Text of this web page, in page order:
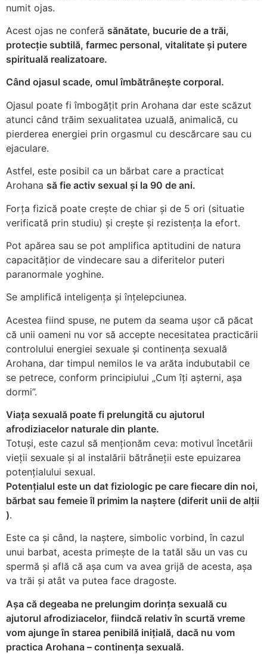
numit ojas.
Acest ojas ne conferă sănătate, bucurie de a trăi,
protecție subtilă, farmec personal, vitalitate și putere
spirituală realizatoare.
Când ojasul scade, omul îmbătrânește corporal.
Ojasul poate fi îmbogățit prin Arohana dar este scăzut
atunci când trăim sexualitatea uzuală, animalică, cu
pierderea energiei prin orgasmul cu descărcare sau cu
ejaculare.
Astfel, este posibil ca un bărbat care a practicat
Arohana să fie activ sexual și la 90 de ani.
Forța fizică poate crește de chiar și de 5 ori (situatie
verificată prin studiu) și crește și rezistența la efort.
Pot apărea sau se pot amplifica aptitudini de natura
capacitățior de vindecare sau a diferitelor puteri
paranormale yoghine.
Se amplifică inteligența și înțelepciunea.
Acestea fiind spuse, ne putem da seama ușor că păcat
că unii oameni nu vor să accepte necesitatea practicării
controlului energiei sexuale și continența sexuală
Arohana, dar timpul nemilos le va arăta indubutabil ce
se petrece, conform principiului „Cum îți așterni, așa
dormi”.
Viața sexuală poate fi prelungită cu ajutorul
afrodiziacelor naturale din plante.
Totuși, este cazul să menționăm ceva: motivul încetării
vieții sexuale și al instalării bătrâneții este epuizarea
potențialului sexual.
Potențialul este un dat fiziologic pe care fiecare din noi,
bărbat sau femeie îl primim la naştere (diferit unii de alții
).
Este ca şi când, la naștere, simbolic vorbind, în cazul
unui barbat, acesta primește de la tatăl său un vas cu
spermă şi află că așa cum va avea grijă de acesta, așa
va trăi și atât va putea face dragoste.
Așa că degeaba ne prelungim dorința sexuală cu
ajutorul afrodiziacelor, fiindcă relativ în scurtă vreme
vom ajunge în starea penibilă inițială, dacă nu vom
practica Arohana – continența sexuală.